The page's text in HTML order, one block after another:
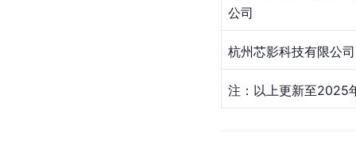
公司
杭州芯影科技有限公司
注：以上更新至2025